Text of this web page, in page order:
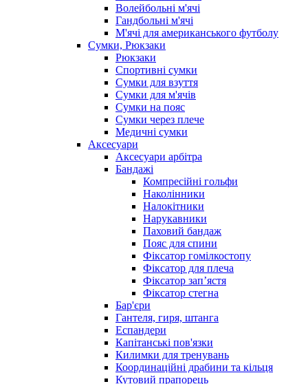
Волейбольні м'ячі
Гандбольні м'ячі
М'ячі для американського футболу
Сумки, Рюкзаки
Рюкзаки
Спортивні сумки
Сумки для взуття
Сумки для м'ячів
Сумки на пояс
Сумки через плече
Медичні сумки
Аксесуари
Аксесуари арбітра
Бандажі
Компресійні гольфи
Наколінники
Налокітники
Нарукавники
Паховий бандаж
Пояс для спини
Фіксатор гомілкостопу
Фіксатор для плеча
Фіксатор запʼястя
Фіксатор стегна
Бар'єри
Гантеля, гиря, штанга
Еспандери
Капітанські пов'язки
Килимки для тренувань
Координаційні драбини та кільця
Кутовий прапорець